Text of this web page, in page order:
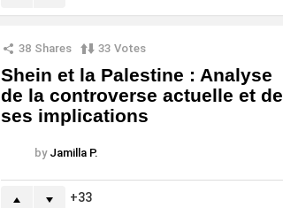
38 Shares 33 Votes
Shein et la Palestine : Analyse
de la controverse actuelle et de
ses implications
by Jamilla P.
33